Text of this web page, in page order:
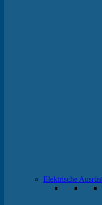
Elektrische